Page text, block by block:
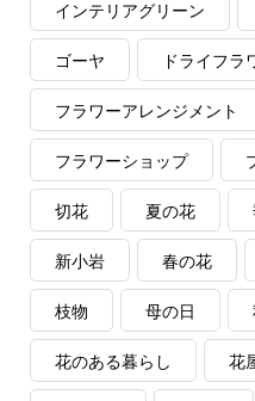
インテリアグリーン
ゴーヤ ドライフラ
フラワーアレンジメント
フラワーショップ
切花 夏の花
新小岩 春の花
枝物 母の日
花のある暮らし 花